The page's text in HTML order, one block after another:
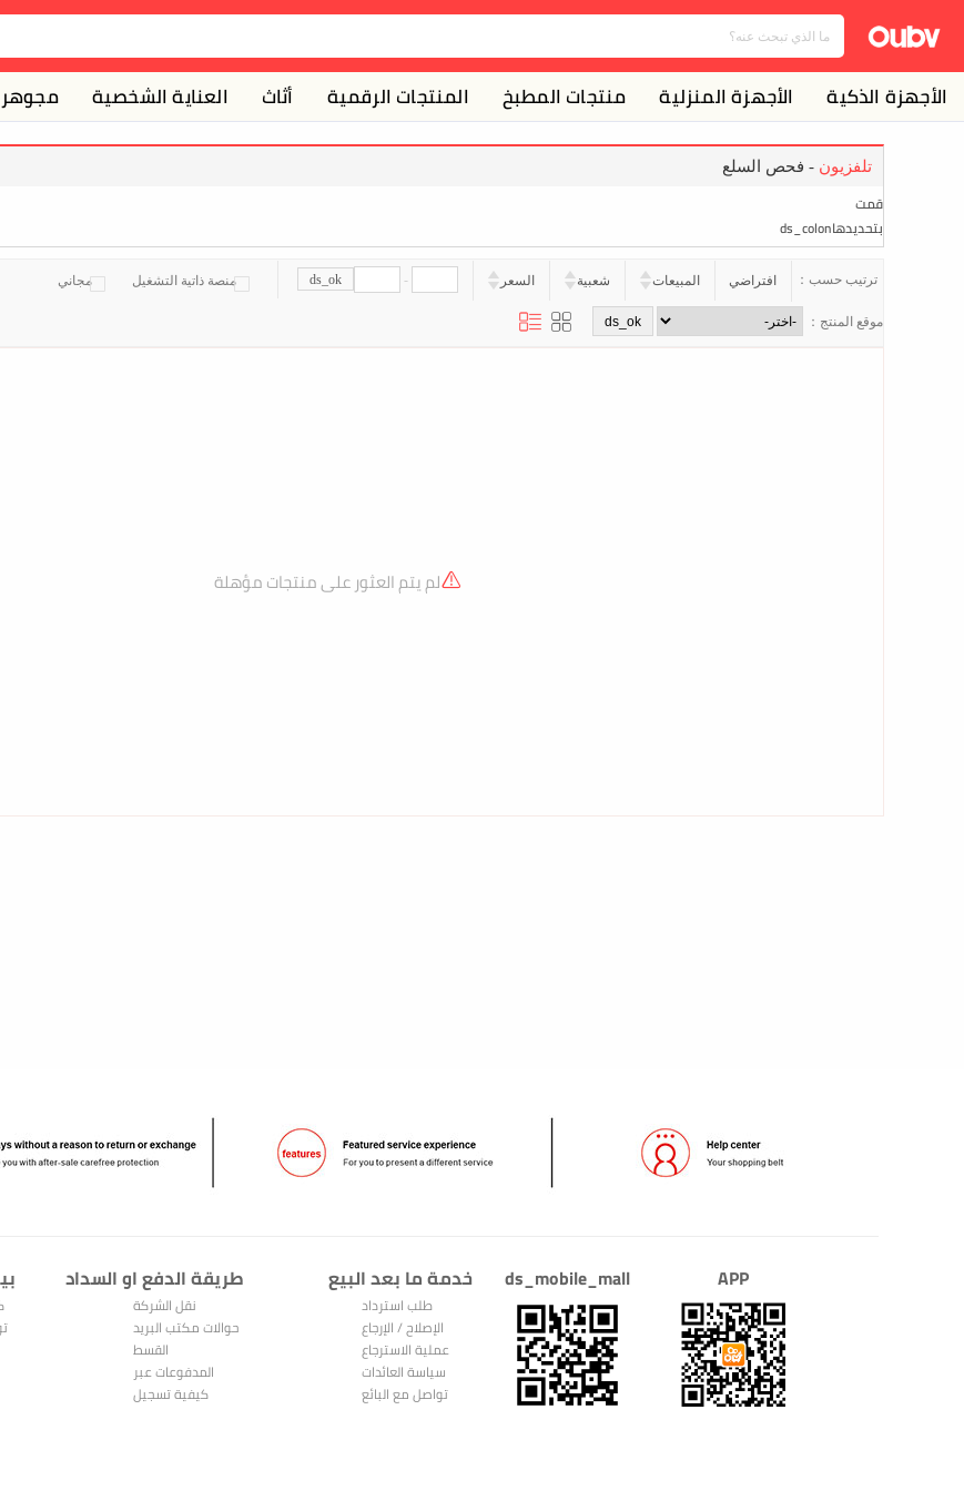
الأجهزة الذكية الأجهزة المنزلية منتجات المطبخ المنتجات الرقمية أثاث العناية الشخصية
تلفزيون - فحص السلع
قمت
بتحديدهاds_colon
ترتيب حسب： افتراضي المبيعات شعبية السعر -
ds_ok منصة ذاتية التشغيل مجاني
موقع المنتج：
لم يتم العثور على منتجات مؤهلة
طريقة الدفع او السداد
نقل الشركة
حوالات مكتب البريد
القسط
المدفوعات عبر
الإنترنت
كيفية تسجيل
خدمة ما بعد البيع
طلب استرداد
الإصلاح / الإرجاع
عملية الاسترجاع
والاستبدال
سياسة العائدات
تواصل مع البائع
ds_mobile_mall APP